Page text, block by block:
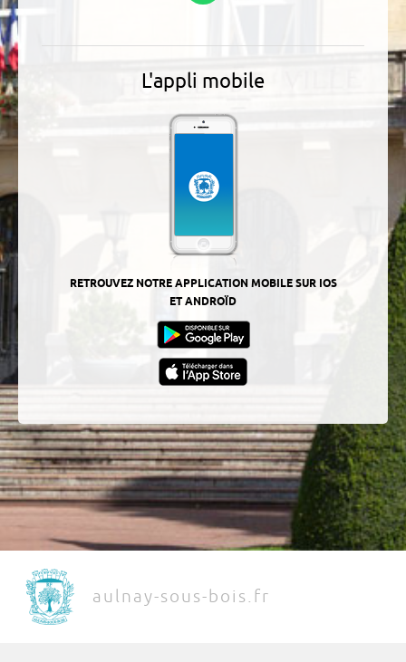
L'appli mobile
RETROUVEZ NOTRE APPLICATION MOBILE SUR IOS
ET ANDROÏD
aulnay-sous-bois.fr